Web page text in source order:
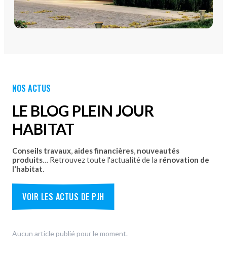
Découvrez nos portes de garage sectionnelles, basculantes
DÉCOUVRIR
NOS ACTUS
LE BLOG PLEIN JOUR
HABITAT
Conseils travaux, aides financières, nouveautés
produits… Retrouvez toute l'actualité de la rénovation de
l'habitat.
VOIR LES ACTUS DE PJH
Aucun article publié pour le moment.